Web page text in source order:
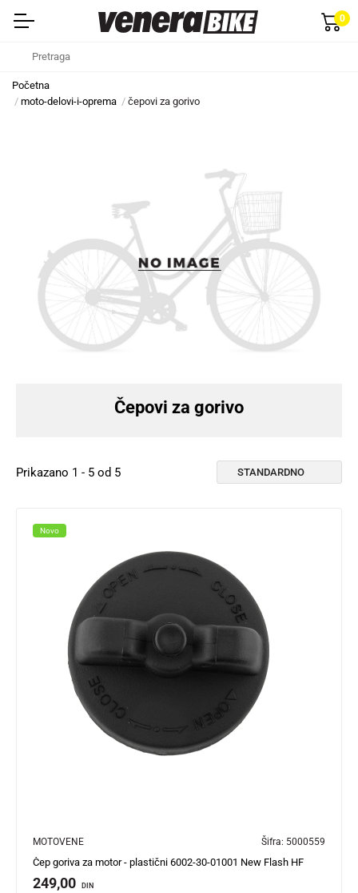
0
Početna
moto-delovi-i-oprema
čepovi za gorivo
Čepovi za gorivo
Prikazano 1 - 5 od 5
Novo
MOTOVENE Šifra: 5000559
Čep goriva za motor - plastični 6002-30-01001 New Flash HF
249,00 DIN